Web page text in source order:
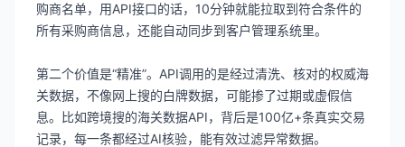
购商名单，用API接口的话，10分钟就能拉取到符合条件的
所有采购商信息，还能自动同步到客户管理系统里。
第二个价值是“精准”。API调用的是经过清洗、核对的权威海
关数据，不像网上搜的白牌数据，可能掺了过期或虚假信
息。比如跨境搜的海关数据API，背后是100亿+条真实交易
记录，每一条都经过AI核验，能有效过滤异常数据。